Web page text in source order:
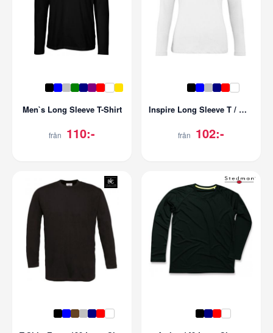
Men`s Long Sleeve T-Shirt
från 110:-
Inspire Long Sleeve T / Women
från 102:-